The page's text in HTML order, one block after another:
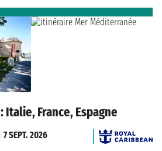
France, Espagne
7 SEPT. 2026